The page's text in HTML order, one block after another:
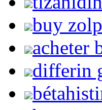
buy
acheter
differin